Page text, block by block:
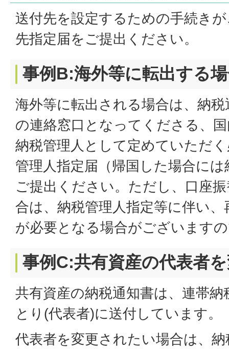
送付先を設定するための手続き
先指定届をご提出ください。
事例B:海外等に転出する
海外等に転出される場合は、納
の連絡窓口となってくださる、
納税管理人として定めていただ
管理人指定届（帰国した場合に
ご提出ください。ただし、口座
合は、納税管理人指定等に伴い
が必要となる場合がございます
事例C:共有資産の代表者
共有資産の納税通知書は、連帯
とり(代表者)に送付しています。
代表者を変更されたい場合は、